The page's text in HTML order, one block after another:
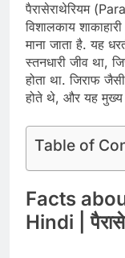
पैरासेराथेरियम
विशालकाय
माना जाता है. यह
स्तनधारी जीव
होता था. जिराफ
होते थे, और यह मुख्य
Table of
Facts
Hindi |